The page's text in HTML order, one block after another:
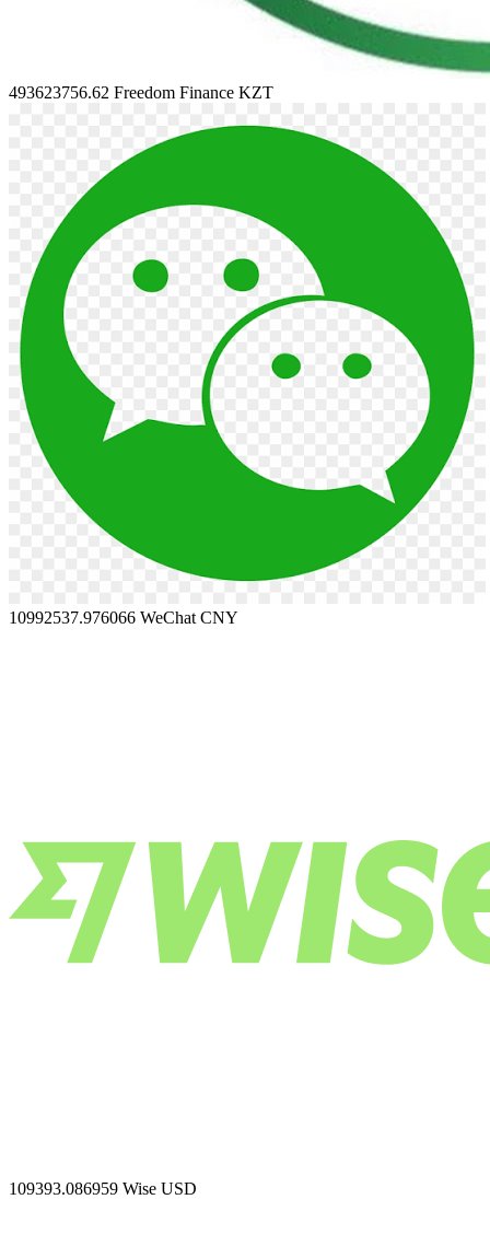
493623756.62 Freedom Finance KZT
10992537.976066 WeChat CNY
109393.086959 Wise USD